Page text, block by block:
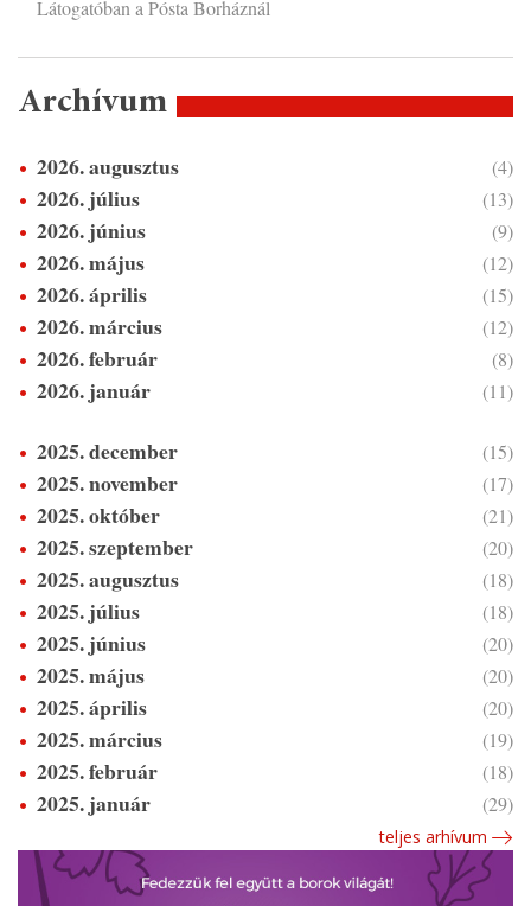
Látogatóban a Pósta Borháznál
Archívum
2026. augusztus (4)
2026. július (13)
2026. június (9)
2026. május (12)
2026. április (15)
2026. március (12)
2026. február (8)
2026. január (11)
2025. december (15)
2025. november (17)
2025. október (21)
2025. szeptember (20)
2025. augusztus (18)
2025. július (18)
2025. június (20)
2025. május (20)
2025. április (20)
2025. március (19)
2025. február (18)
2025. január (29)
teljes arhívum